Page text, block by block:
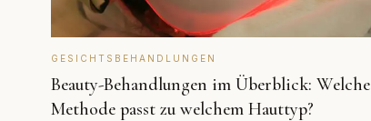
GESICHTSBEHANDLUNGEN
Beauty-Behandlungen im Überblick: Welche
Methode passt zu welchem Hauttyp?